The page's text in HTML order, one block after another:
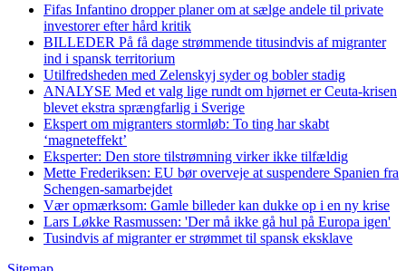
Fifas Infantino dropper planer om at sælge andele til private
investorer efter hård kritik
BILLEDER På få dage strømmende titusindvis af migranter
ind i spansk territorium
Utilfredsheden med Zelenskyj syder og bobler stadig
ANALYSE Med et valg lige rundt om hjørnet er Ceuta-krisen
blevet ekstra sprængfarlig i Sverige
Ekspert om migranters stormløb: To ting har skabt
‘magneteffekt’
Eksperter: Den store tilstrømning virker ikke tilfældig
Mette Frederiksen: EU bør overveje at suspendere Spanien fra
Schengen-samarbejdet
Vær opmærksom: Gamle billeder kan dukke op i en ny krise
Lars Løkke Rasmussen: 'Der må ikke gå hul på Europa igen'
Tusindvis af migranter er strømmet til spansk eksklave